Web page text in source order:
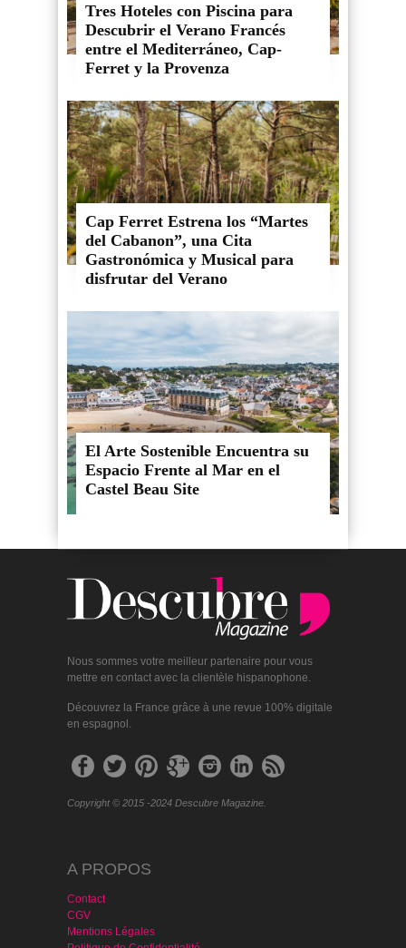
Tres Hoteles con Piscina para
Descubrir el Verano Francés
entre el Mediterráneo, Cap-
Ferret y la Provenza
Cap Ferret Estrena los “Martes
del Cabanon”, una Cita
Gastronómica y Musical para
disfrutar del Verano
El Arte Sostenible Encuentra su
Espacio Frente al Mar en el
Castel Beau Site
Nous sommes votre meilleur partenaire pour vous
mettre en contact avec la clientèle hispanophone.
Découvrez la France grâce à une revue 100% digitale
en espagnol.
Copyright © 2015 -2024 Descubre Magazine.
A PROPOS
Contact
CGV
Mentions Légales